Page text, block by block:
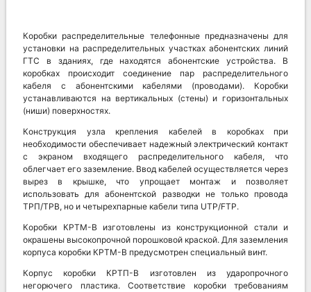
Коробки распределительные телефонные предназначены для
установки на распределительных участках абонентских линий
ГТС в зданиях, где находятся абонентские устройства. В
коробках происходит соединение пар распределительного
кабеля с абонентскими кабелями (проводами). Коробки
устанавливаются на вертикальных (стены) и горизонтальных
(ниши) поверхностях.
Конструкция узла крепления кабелей в коробках при
необходимости обеспечивает надежный электрический контакт
с экраном входящего распределительного кабеля, что
облегчает его заземление. Ввод кабелей осуществляется через
вырез в крышке, что упрощает монтаж и позволяет
использовать для абонентской разводки не только провода
ТРП/ТРВ, но и четырехпарные кабели типа UTP/FTP.
Коробки КРТМ-В изготовлены из конструкционной стали и
окрашены высокопрочной порошковой краской. Для заземления
корпуса коробки КРТМ-В предусмотрен специальный винт.
Корпус коробки КРТП-В изготовлен из ударопрочного
негорючего пластика. Соответствие коробки требованиям